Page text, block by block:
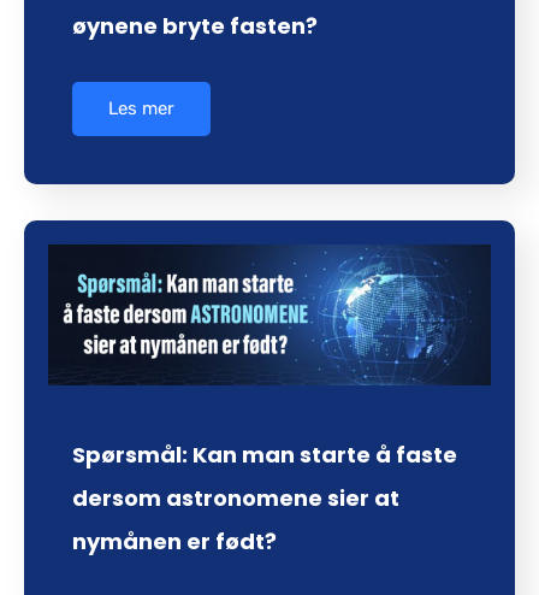
øynene bryte fasten?
Les mer
Spørsmål: Kan man starte å faste
dersom astronomene sier at
nymånen er født?